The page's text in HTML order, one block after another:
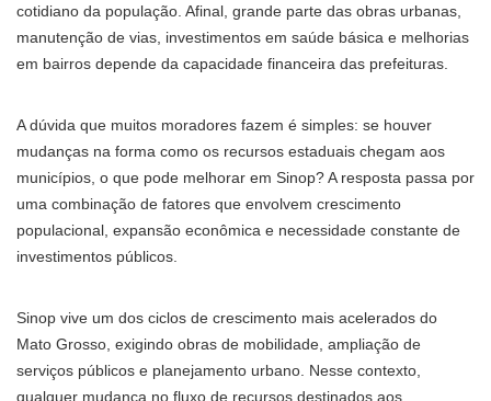
cotidiano da população. Afinal, grande parte das obras urbanas,
manutenção de vias, investimentos em saúde básica e melhorias
em bairros depende da capacidade financeira das prefeituras.
A dúvida que muitos moradores fazem é simples: se houver
mudanças na forma como os recursos estaduais chegam aos
municípios, o que pode melhorar em Sinop? A resposta passa por
uma combinação de fatores que envolvem crescimento
populacional, expansão econômica e necessidade constante de
investimentos públicos.
Sinop vive um dos ciclos de crescimento mais acelerados do
Mato Grosso, exigindo obras de mobilidade, ampliação de
serviços públicos e planejamento urbano. Nesse contexto,
qualquer mudança no fluxo de recursos destinados aos